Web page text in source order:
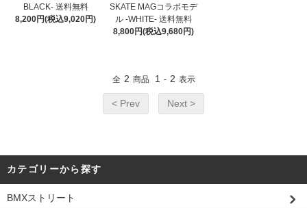
BLACK- 送料無料
8,200円(税込9,020円)
SKATE MAGコラボモデ
ル -WHITE- 送料無料
8,800円(税込9,680円)
全 2 商品 1 - 2 表示
< Prev Next >
カテゴリーから探す
BMXストリート